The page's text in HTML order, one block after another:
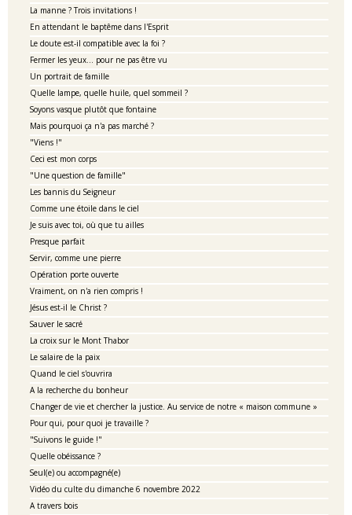
La manne ? Trois invitations !
En attendant le baptême dans l'Esprit
Le doute est-il compatible avec la foi ?
Fermer les yeux... pour ne pas être vu
Un portrait de famille
Quelle lampe, quelle huile, quel sommeil ?
Soyons vasque plutôt que fontaine
Mais pourquoi ça n'a pas marché ?
"Viens !"
Ceci est mon corps
"Une question de famille"
Les bannis du Seigneur
Comme une étoile dans le ciel
Je suis avec toi, où que tu ailles
Presque parfait
Servir, comme une pierre
Opération porte ouverte
Vraiment, on n'a rien compris !
Jésus est-il le Christ ?
Sauver le sacré
La croix sur le Mont Thabor
Le salaire de la paix
Quand le ciel s'ouvrira
A la recherche du bonheur
Changer de vie et chercher la justice. Au service de notre « maison commune »
Pour qui, pour quoi je travaille ?
"Suivons le guide !"
Quelle obéissance ?
Seul(e) ou accompagné(e)
Vidéo du culte du dimanche 6 novembre 2022
A travers bois